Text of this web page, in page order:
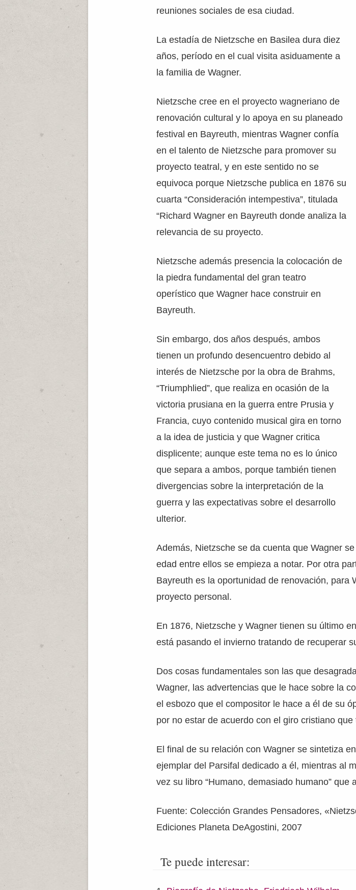
reuniones sociales de esa ciudad.
La estadía de Nietzsche en Basilea dura diez
años, período en el cual visita asiduamente a
la familia de Wagner.
Nietzsche cree en el proyecto wagneriano de
renovación cultural y lo apoya en su planeado
festival en Bayreuth, mientras Wagner confía
en el talento de Nietzsche para promover su
proyecto teatral, y en este sentido no se
equivoca porque Nietzsche publica en 1876 su
cuarta “Consideración intempestiva”, titulada
“Richard Wagner en Bayreuth donde analiza la
relevancia de su proyecto.
Nietzsche además presencia la colocación de
la piedra fundamental del gran teatro
operístico que Wagner hace construir en
Bayreuth.
Sin embargo, dos años después, ambos
tienen un profundo desencuentro debido al
interés de Nietzsche por la obra de Brahms,
“Triumphlied”, que realiza en ocasión de la
victoria prusiana en la guerra entre Prusia y
Francia, cuyo contenido musical gira en torno
a la idea de justicia y que Wagner critica
displicente; aunque este tema no es lo único
que separa a ambos, porque también tienen
divergencias sobre la interpretación de la
guerra y las expectativas sobre el desarrollo
ulterior.
Además, Nietzsche se da cuenta que Wagner
edad entre ellos se empieza a notar. Por otra
Bayreuth es la oportunidad de renovación, para
proyecto personal.
En 1876, Nietzsche y Wagner tienen su último
está pasando el invierno tratando de recuperar
Dos cosas fundamentales son las que
Wagner, las advertencias que le hace sobre la
el esbozo que el compositor le hace a él de su
por no estar de acuerdo con el giro cristiano
El final de su relación con Wagner se sintetiza
ejemplar del Parsifal dedicado a él, mientras al
vez su libro “Humano, demasiado humano” que
Fuente: Colección Grandes Pensadores,
Ediciones Planeta DeAgostini, 2007
Te puede interesar: